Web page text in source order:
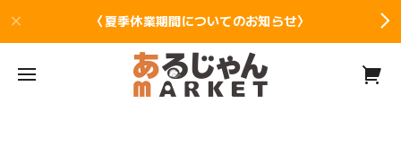
〈夏季休業期間についてのお知らせ〉